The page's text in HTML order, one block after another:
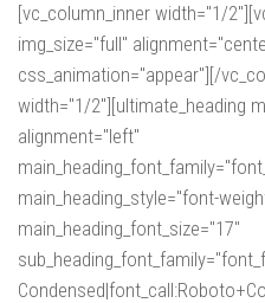
[vc_column_inner width="1/
img_size="full"
css_animation="appear"][/
width="1/2"][ultimate_heading
alignment="left"
main_heading_style="font-
main_heading_font_size="17"